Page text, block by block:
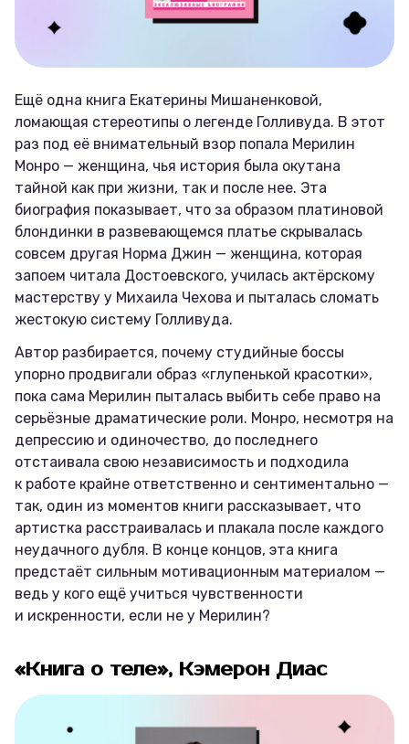
Ещё одна книга Екатерины Мишаненковой,
ломающая стереотипы о легенде Голливуда. В этот
раз под её внимательный взор попала Мерилин
Монро — женщина, чья история была окутана
тайной как при жизни, так и после нее. Эта
биография показывает, что за образом платиновой
блондинки в развевающемся платье скрывалась
совсем другая Норма Джин — женщина, которая
запоем читала Достоевского, училась актёрскому
мастерству у Михаила Чехова и пыталась сломать
жестокую систему Голливуда.
Автор разбирается, почему студийные боссы
упорно продвигали образ «глупенькой красотки»,
пока сама Мерилин пыталась выбить себе право на
серьёзные драматические роли. Монро, несмотря на
депрессию и одиночество, до последнего
отстаивала свою независимость и подходила
к работе крайне ответственно и сентиментально —
так, один из моментов книги рассказывает, что
артистка расстраивалась и плакала после каждого
неудачного дубля. В конце концов, эта книга
предстаёт сильным мотивационным материалом —
ведь у кого ещё учиться чувственности
и искренности, если не у Мерилин?
«Книга о теле», Кэмерон Диас